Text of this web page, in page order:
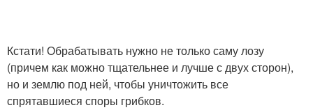
Кстати! Обрабатывать нужно не только саму лозу
(причем как можно тщательнее и лучше с двух сторон),
но и землю под ней, чтобы уничтожить все
спрятавшиеся споры грибков.